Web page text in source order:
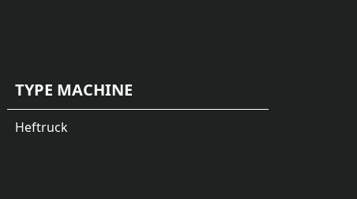
TYPE MACHINE
Heftruck